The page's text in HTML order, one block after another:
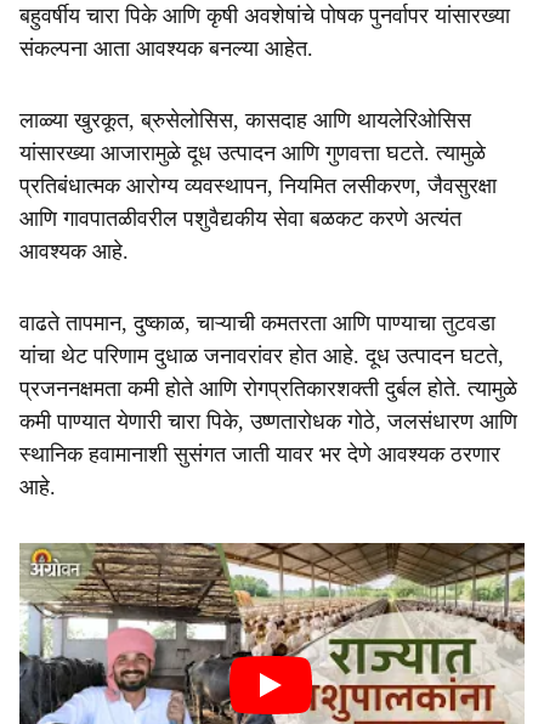
बहुवर्षीय चारा पिके आणि कृषी अवशेषांचे पोषक पुनर्वापर यांसारख्या
संकल्पना आता आवश्यक बनल्या आहेत.
लाळ्या खुरकूत, ब्रुसेलोसिस, कासदाह आणि थायलेरिओसिस
यांसारख्या आजारामुळे दूध उत्पादन आणि गुणवत्ता घटते. त्यामुळे
प्रतिबंधात्मक आरोग्य व्यवस्थापन, नियमित लसीकरण, जैवसुरक्षा
आणि गावपातळीवरील पशुवैद्यकीय सेवा बळकट करणे अत्यंत
आवश्यक आहे.
वाढते तापमान, दुष्काळ, चाऱ्याची कमतरता आणि पाण्याचा तुटवडा
यांचा थेट परिणाम दुधाळ जनावरांवर होत आहे. दूध उत्पादन घटते,
प्रजननक्षमता कमी होते आणि रोगप्रतिकारशक्ती दुर्बल होते. त्यामुळे
कमी पाण्यात येणारी चारा पिके, उष्णतारोधक गोठे, जलसंधारण आणि
स्थानिक हवामानाशी सुसंगत जाती यावर भर देणे आवश्यक ठरणार
आहे.